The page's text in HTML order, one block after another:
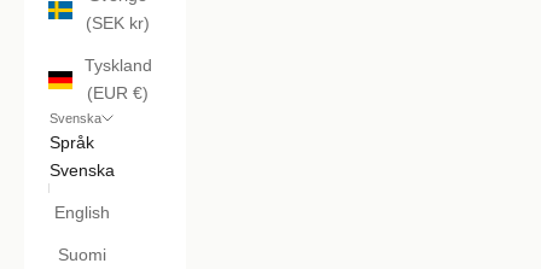
(SEK kr)
Tyskland
(EUR €)
Svenska
Språk
Svenska
English
Suomi